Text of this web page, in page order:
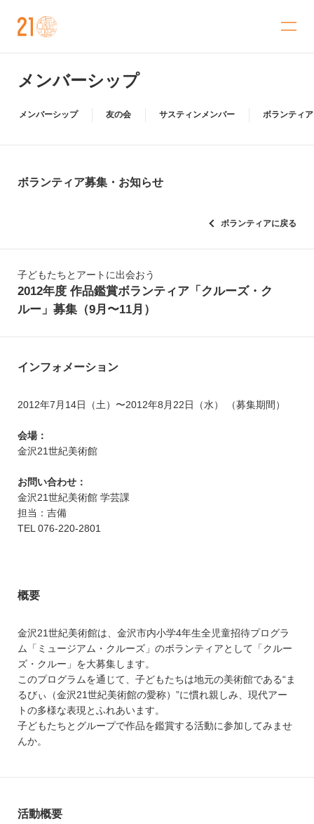
メンバーシップ
メンバーシップ 友の会 サスティンメンバー ボランティア
ボランティア募集・お知らせ
ボランティアに戻る
子どもたちとアートに出会おう
2012年度 作品鑑賞ボランティア「クルーズ・ク
ルー」募集（9月〜11月）
インフォメーション
2012年7月14日（土）〜2012年8月22日（水） （募集期間）
会場：
金沢21世紀美術館
お問い合わせ：
金沢21世紀美術館 学芸課
担当：吉備
TEL 076-220-2801
概要
金沢21世紀美術館は、金沢市内小学4年生全児童招待プログラ
ム「ミュージアム・クルーズ」のボランティアとして「クルー
ズ・クルー」を大募集します。
このプログラムを通じて、子どもたちは地元の美術館である“ま
るびぃ（金沢21世紀美術館の愛称）”に慣れ親しみ、現代アー
トの多様な表現とふれあいます。
子どもたちとグループで作品を鑑賞する活動に参加してみませ
んか。
活動概要